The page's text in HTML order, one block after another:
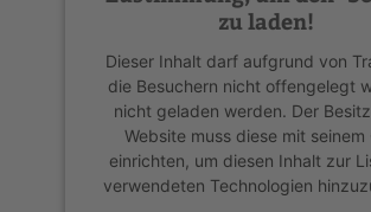
zu laden!
Dieser Inhalt darf aufgrund von
die Besuchern nicht offengelegt
nicht geladen werden. Der
Website muss diese mit seinem
einrichten, um diesen Inhalt zur
verwendeten Technologien